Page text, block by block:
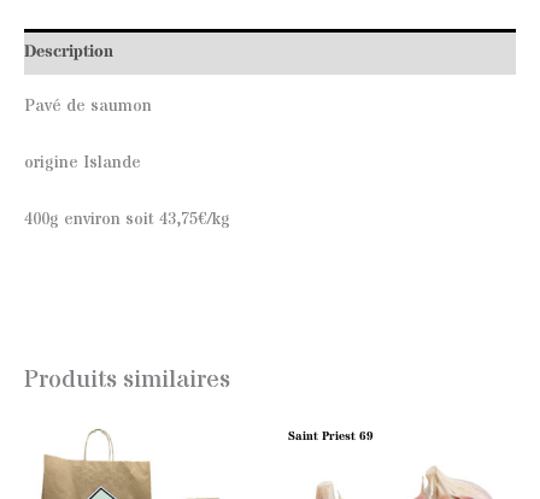
Description
Pavé de saumon
origine Islande
400g environ soit 43,75€/kg
Produits similaires
Saint Priest 69